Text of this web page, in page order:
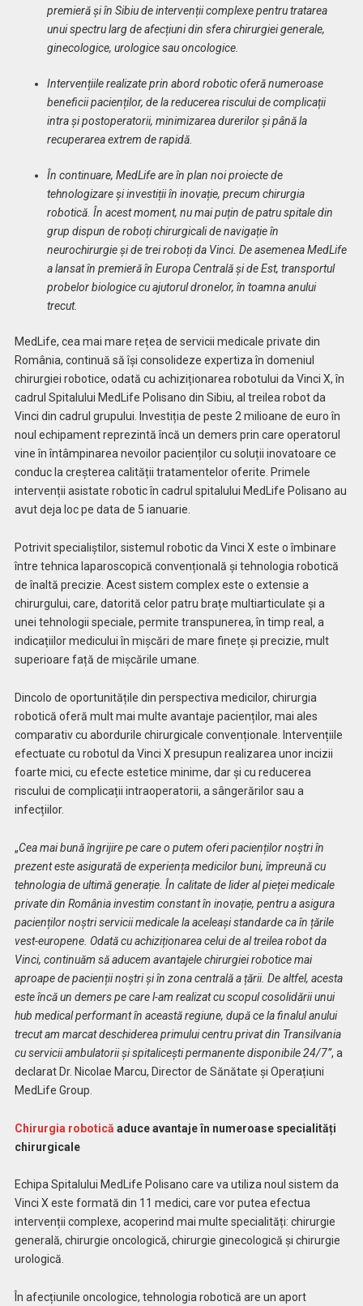
premieră și în Sibiu de intervenții complexe pentrutratarea
unui spectru larg de afecțiuni din sfera chirurgiei generale,
ginecologice, urologice sau oncologice.
Intervențiile realizate prin abord robotic oferă numeroase
beneficii pacienților, de la reducerea riscului de complicații
intra și postoperatorii, minimizarea durerilor și până la
recuperarea extrem de rapidă.
În continuare, MedLife are în plan noi proiecte de
tehnologizare și investiții în inovație, precum chirurgia
robotică. În acest moment, nu mai puțin de patru spitale din
grup dispun de roboți chirurgicali de navigație în
neurochirurgie și de trei roboți da Vinci. De asemenea MedLife
a lansat în premieră în Europa Centrală și de Est, transportul
probelor biologice cu ajutorul dronelor, în toamna anului
trecut.
MedLife, cea mai mare rețea de servicii medicale private din
România, continuă să își consolideze expertiza în domeniul
chirurgiei robotice, odată cu achiziționarea robotului da Vinci X, în
cadrul Spitalului MedLife Polisano din Sibiu, al treilea robot da
Vinci din cadrul grupului. Investiția de peste 2 milioane de euro în
noul echipament reprezintă încă un demers prin care operatorul
vine în întâmpinarea nevoilor pacienților cu soluții inovatoare ce
conduc la creșterea calității tratamentelor oferite. Primele
intervenții asistate robotic în cadrul spitalului MedLife Polisano au
avut deja loc pe data de 5 ianuarie.
Potrivit specialiștilor, sistemul robotic da Vinci X este o îmbinare
între tehnica laparoscopică convențională și tehnologia robotică
de înaltă precizie. Acest sistem complex este o extensie a
chirurgului, care, datorită celorpatru brațe multiarticulate și a
unei tehnologii speciale, permite transpunerea, în timp real, a
indicațiilor medicului în mișcări de mare finețe și precizie, mult
superioare față de mișcările umane.
Dincolo de oportunitățile din perspectiva medicilor, chirurgia
robotică oferă mult mai multe avantaje pacienților, mai ales
comparativ cu abordurile chirurgicale convenționale. Intervențiile
efectuate cu robotul da Vinci X presupun realizarea unor incizii
foarte mici, cu efecte estetice minime, dar și cu reducerea
riscului de complicații intraoperatorii, a sângerărilor sau a
infecțiilor.
„Cea mai bună îngrijire pe care o putem oferi pacienților noștri în
prezent este asigurată de experiența medicilor buni, împreună cu
tehnologia de ultimă generație. În calitate de lider al pieței medicale
private din România investim constant în inovație, pentru a asigura
pacienților noștri servicii medicale la aceleași standarde ca în țările
vest-europene. Odată cu achiziționarea celui de al treilea robot da
Vinci, continuăm să aducem avantajele chirurgiei robotice mai
aproape de pacienții noștri și în zona centrală a țării. De altfel, acesta
este încă un demers pe care l-am realizat cu scopul cosolidării unui
hub medical performant în această regiune, după ce la finalul anului
trecut am marcat deschiderea primului centru privat din Transilvania
cu servicii ambulatorii și spitalicești permanente disponibile 24/7”, a
declarat Dr. Nicolae Marcu, Director de Sănătate și Operațiuni
MedLife Group.
Chirurgia robotică aduce avantaje în numeroase specialități
chirurgicale
Echipa Spitalului MedLife Polisano care va utiliza noul sistem da
Vinci X este formată din 11 medici, care vor putea efectua
intervenții complexe, acoperind mai multe specialități: chirurgie
generală, chirurgie oncologică, chirurgie ginecologică și chirurgie
urologică.
În afecțiunile oncologice, tehnologia robotică are un aport